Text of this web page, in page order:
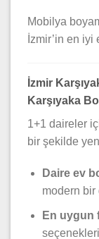
Mobilya
İzmir’in en iyi
İzmir
Karşıyaka
1+1 daireler
bir şekilde
Daire ev
modern bir
En uygun